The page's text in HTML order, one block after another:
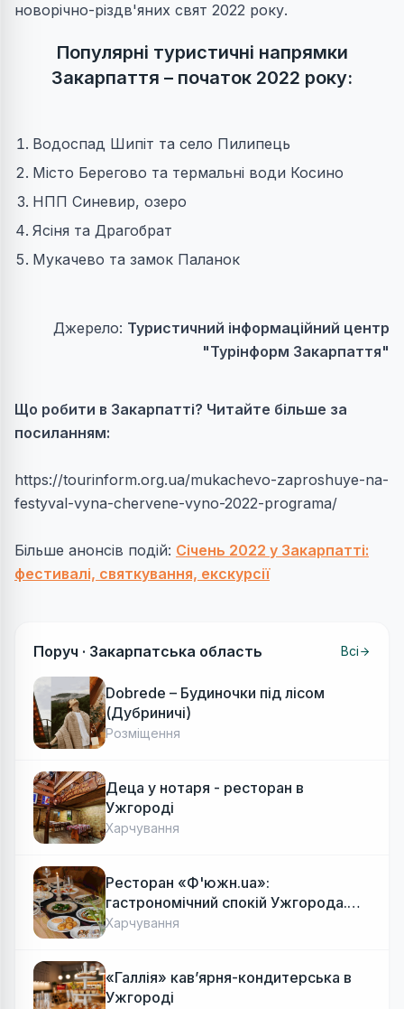
новорічно-різдв'яних свят 2022 року.
Популярні туристичні напрямки
Закарпаття – початок 2022 року:
Водоспад Шипіт та село Пилипець
Місто Берегово та термальні води Косино
НПП Синевир, озеро
Ясіня та Драгобрат
Мукачево та замок Паланок
Джерело: Туристичний інформаційний центр
"Турінформ Закарпаття"
Що робити в Закарпатті? Читайте більше за
посиланням:
https://tourinform.org.ua/mukachevo-zaproshuye-na-
festyval-vyna-chervene-vyno-2022-programa/
Більше анонсів подій: Січень 2022 у Закарпатті:
фестивалі, святкування, екскурсії
Поруч · Закарпатська область Всі
Dobrede – Будиночки під лісом
(Дубриничі)
Розміщення
Деца у нотаря - ресторан в
Ужгороді
Харчування
Ресторан «Ф'южн.ua»:
гастрономічний спокій Ужгорода.
Авторська локальна кухня, затишок
Харчування
«Галлія» кав’ярня-кондитерська в
Ужгороді